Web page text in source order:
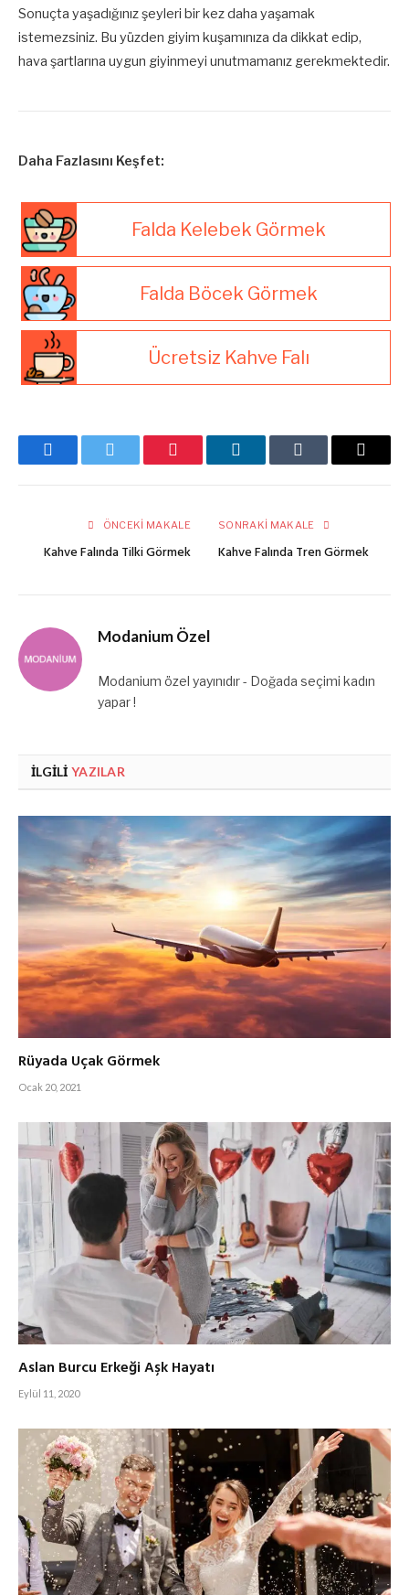
Sonuçta yaşadığınız şeyleri bir kez daha yaşamak
istemezsiniz. Bu yüzden giyim kuşamınıza da dikkat edip,
hava şartlarına uygun giyinmeyi unutmamanız gerekmektedir.
Daha Fazlasını Keşfet:
Falda Kelebek Görmek
Falda Böcek Görmek
Ücretsiz Kahve Falı
FacebookTwitter Pinterest LinkedInTumblr
E-
ÖNCEKI MAKALE
Kahve Falında Tilki Görmek
SONRAKI MAKALE
Kahve Falında Tren Görmek
Modanium Özel
Modanium özel yayınıdır - Doğada seçimi kadın
yapar !
İLGILI YAZILAR
Rüyada Uçak Görmek
Ocak 20, 2021
Aslan Burcu Erkeği Aşk Hayatı
Eylül 11, 2020